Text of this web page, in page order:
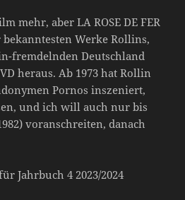
mehr, aber LA ROSE DE FER
Werke Rollins,
fremdelnden Deutschland
heraus. Ab 1973 hat Rollin
Pornos inszeniert,
und ich will auch nur bis
voranschreiten, danach
Jahrbuch 4 2023/2024